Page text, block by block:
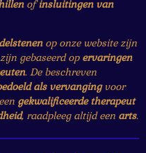
ofinsluitingen van
op onze website zijn
gebaseerd op ervaringen
. De beschreven
als vervangingvoor
gekwalificeerde therapeut
, raadpleeg altijd een arts.